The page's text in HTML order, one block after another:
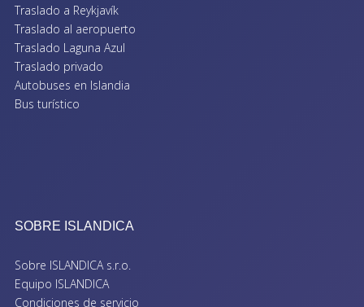
Traslado a Reykjavík
Traslado al aeropuerto
Traslado Laguna Azul
Traslado privado
Autobuses en Islandia
Bus turístico
SOBRE ISLANDICA
Sobre ISLANDICA s.r.o.
Equipo ISLANDICA
Condiciones de servicio